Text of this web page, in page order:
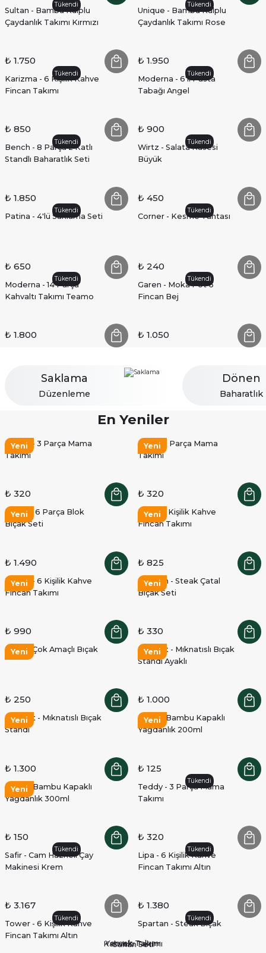
Saklama
Düzenleme
Dönen
Baharatlık
Tükendi
Sultan - Bambu Kulplu
Çaydanlık Takımı Kırmızı
₺ 1.750
Tükendi
Unique - Bambu Kulplu
Çaydanlık Takımı Rose
₺ 1.950
Tükendi
Karizma - 6 Kişilik Kahve
Fincan Takımı
₺ 850
Tükendi
Moderna - 6'lı Pasta
Tabağı Angel
₺ 900
Tükendi
Bench - 8 Parça 2 Katlı
Standlı Baharatlık Seti
₺ 1.850
Tükendi
Wirtz - Salata Kasesi
Büyük
₺ 450
Tükendi
Patina - 4'lü Saklama Seti
₺ 650
Tükendi
Corner - Kesme Tahtası
₺ 240
Tükendi
Moderna - 14 Parça
Kahvaltı Takımı Teamo
₺ 1.800
Tükendi
Garen - Moka Pot 6
Fincan Bej
₺ 1.050
En Yeniler
Yeni
Family - 3 Parça Mama
Takımı
₺ 320
Yeni
Dino - 3 Parça Mama
Takımı
₺ 320
Yeni
Rusto - 6 Parça Blok
Bıçak Seti
₺ 1.490
Yeni
Lipa - 6 Kişilik Kahve
Fincan Takımı
₺ 825
Yeni
Tower - 6 Kişilik Kahve
Fincan Takımı
₺ 990
Yeni
Spartan - Steak Çatal
Bıçak Seti
₺ 330
Yeni
Mate - Çok Amaçlı Bıçak
₺ 250
Yeni
Magnet - Mıknatıslı Bıçak
Standı Ayaklı
₺ 1.000
Yeni
Magnet - Mıknatıslı Bıçak
Standı
₺ 1.300
Yeni
Mima - Bambu Kapaklı
Yağdanlık 200ml
₺ 125
Yeni
Mima - Bambu Kapaklı
Yağdanlık 300ml
₺ 150
Tükendi
Teddy - 3 Parça Mama
Takımı
₺ 320
Tükendi
Safir - Cam Hazneli Çay
Makinesi Krem
₺ 3.167
Tükendi
Lipa - 6 Kişilik Kahve
Fincan Takımı Altın
₺ 1.380
Tükendi
Tower - 6 Kişilik Kahve
Fincan Takımı Altın
Tükendi
Spartan - Steak Bıçak
Yemek Takımı
Kahvaltı Takımı
Sahan Seti